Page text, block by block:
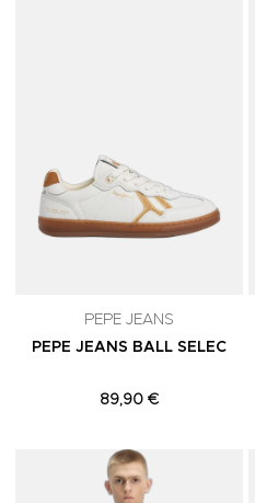
PEPE JEANS
PEPE JEANS BALL SELEC
89,90 €